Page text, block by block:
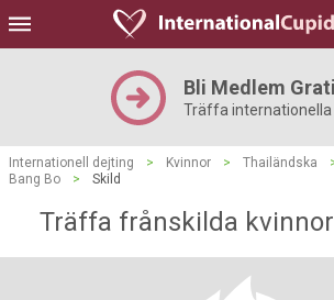
Bli Medlem
Träffa internationella
Internationell dejting > Kvinnor > Thailändska
Bang Bo
> Skild
Träffa frånskilda